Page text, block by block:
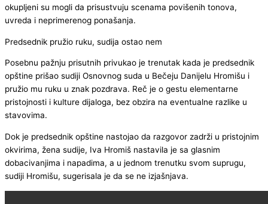
okupljeni su mogli da prisustvuju scenama povišenih tonova,
uvreda i neprimerenog ponašanja.
Predsednik pružio ruku, sudija ostao nem
Posebnu pažnju prisutnih privukao je trenutak kada je predsednik
opštine prišao sudiji Osnovnog suda u Bečeju Danijelu Hromišu i
pružio mu ruku u znak pozdrava. Reč je o gestu elementarne
pristojnosti i kulture dijaloga, bez obzira na eventualne razlike u
stavovima.
Dok je predsednik opštine nastojao da razgovor zadrži u pristojnim
okvirima, žena sudije, Iva Hromiš nastavila je sa glasnim
dobacivanjima i napadima, a u jednom trenutku svom suprugu,
sudiji Hromišu, sugerisala je da se ne izjašnjava.